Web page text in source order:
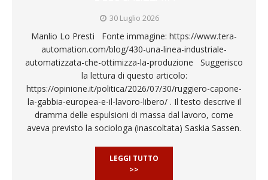
30 Luglio 2026
Manlio Lo Presti Fonte immagine: https://www.tera-
automation.com/blog/430-una-linea-industriale-
automatizzata-che-ottimizza-la-produzione Suggerisco
la lettura di questo articolo:
https://opinione.it/politica/2026/07/30/ruggiero-capone-
la-gabbia-europea-e-il-lavoro-libero/ . Il testo descrive il
dramma delle espulsioni di massa dal lavoro, come
aveva previsto la sociologa (inascoltata) Saskia Sassen.
LEGGI TUTTO
>>